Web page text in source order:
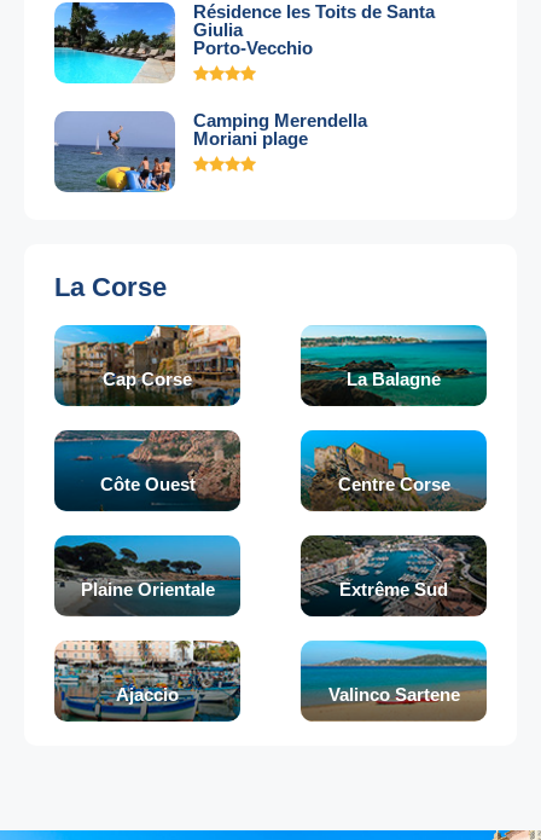
Résidence les Toits de Santa
Giulia
Porto-Vecchio
Camping Merendella
Moriani plage
La Corse
Cap Corse La Balagne
Côte Ouest Centre Corse
Plaine Orientale Extrême Sud
Ajaccio Valinco Sartene